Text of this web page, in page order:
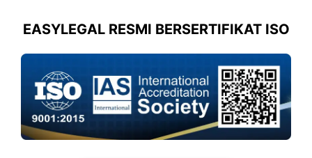
EASYLEGAL RESMI BERSERTIFIKAT ISO